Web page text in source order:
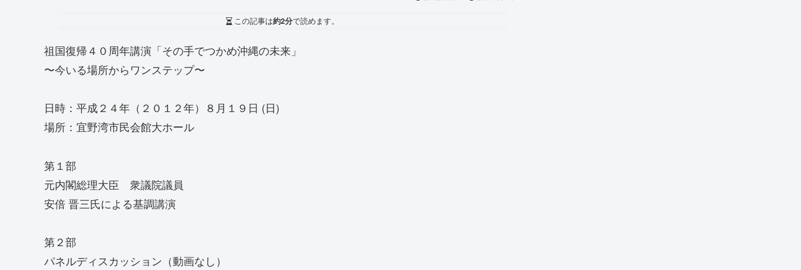
この記事は約2分で読めます。
祖国復帰４０周年講演「その手でつかめ沖縄の未来」
〜今いる場所からワンステップ〜
日時：平成２４年（２０１２年）８月１９日 (日)
場所：宜野湾市民会館大ホール
第１部
元内閣総理大臣 衆議院議員
安倍 晋三氏による基調講演
第２部
パネルディスカッション（動画なし）